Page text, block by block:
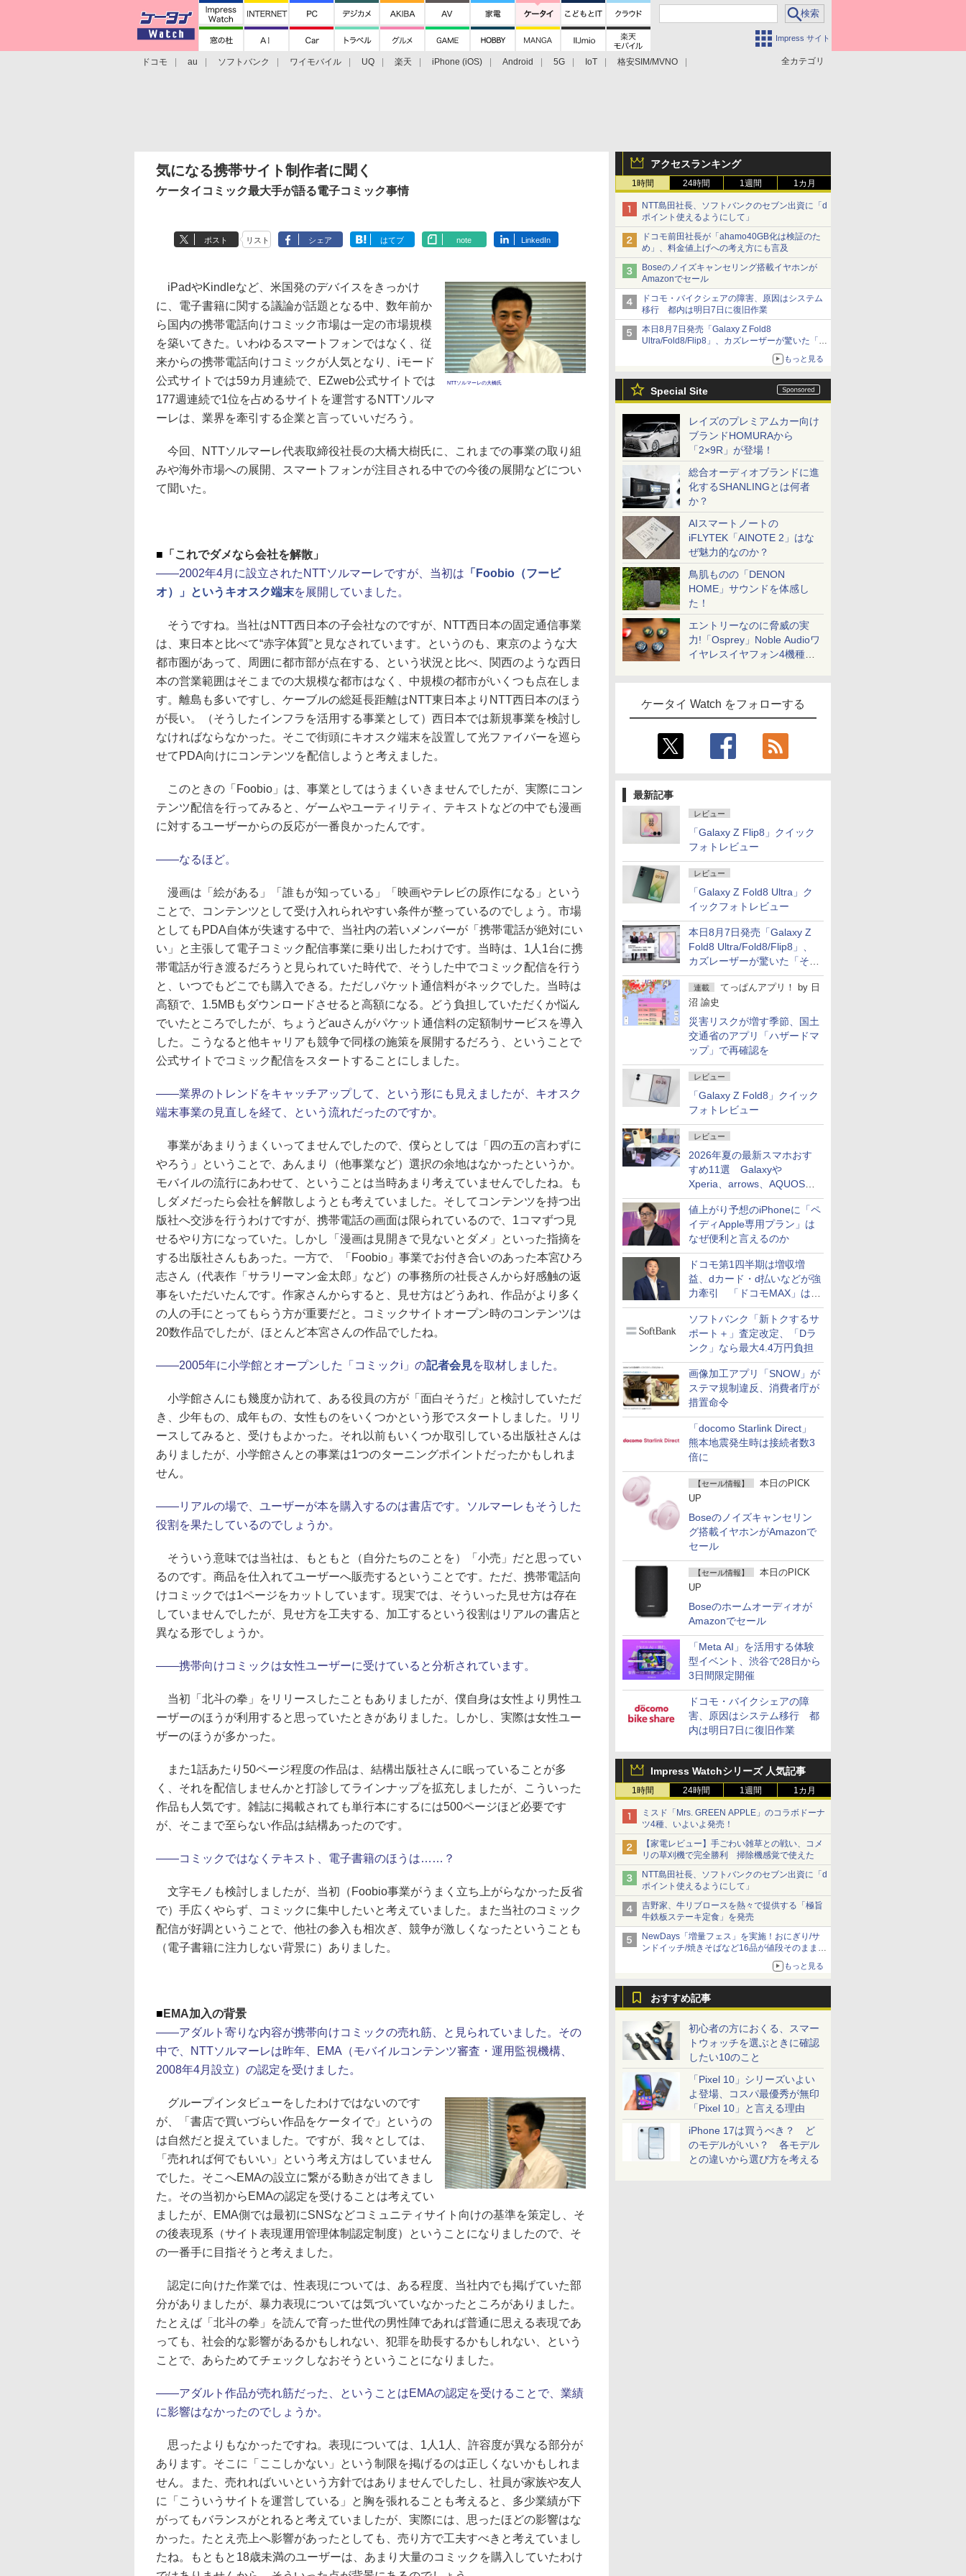
Impress サイト
全カテゴリ
ドコモ au ソフトバンク ワイモバイル UQ 楽天 iPhone (iOS) Android 5G IoT
格安SIM/MVNO
アクセスランキング
1時間 24時間 1週間 1カ月
NTT島田社長、ソフトバンクのセブン出資に「d
ポイント使えるようにして」
ドコモ前田社長が「ahamo40GB化は検証のた
め」、料金値上げへの考え方にも言及
Boseのノイズキャンセリング搭載イヤホンが
Amazonでセール
ドコモ・バイクシェアの障害、原因はシステム
移行 都内は明日7日に復旧作業
本日8月7日発売「Galaxy Z Fold8
Ultra/Fold8/Flip8」、カズレーザーが驚いた「そ
もっと見る
Special Site
レイズのプレミアムカー向け
ブランドHOMURAから
「2×9R」が登場！
総合オーディオブランドに進
化するSHANLINGとは何者
か？
AIスマートノートの
iFLYTEK「AINOTE 2」はな
ぜ魅力的なのか？
鳥肌ものの「DENON
HOME」サウンドを体感し
た！
エントリーなのに脅威の実
力!「Osprey」Noble Audioワ
イヤレスイヤフォン4機種を
ケータイ Watch をフォローする
最新記事
レビュー
「Galaxy Z Flip8」クイック
フォトレビュー
レビュー
「Galaxy Z Fold8 Ultra」ク
イックフォトレビュー
本日8月7日発売「Galaxy Z
Fold8 Ultra/Fold8/Flip8」、
カズレーザーが驚いた「そば
屋のメニュー並みの薄さ」
連載 てっぱんアプリ！ by 日
沼 諭史
災害リスクが増す季節、国土
交通省のアプリ「ハザードマ
ップ」で再確認を
レビュー
「Galaxy Z Fold8」クイック
フォトレビュー
レビュー
2026年夏の最新スマホおす
すめ11選 Galaxyや
Xperia、arrows、AQUOSな
ど注目機種の特徴は
値上がり予想のiPhoneに「ペ
イディApple専用プラン」は
なぜ便利と言えるのか
ドコモ第1四半期は増収増
益、dカード・d払いなどが強
力牽引 「ドコモMAX」は
400万契約突破
ソフトバンク「新トクするサ
ポート＋」査定改定、「Dラ
ンク」なら最大4.4万円負担
画像加工アプリ「SNOW」が
ステマ規制違反、消費者庁が
措置命令
「docomo Starlink Direct」
熊本地震発生時は接続者数3
倍に
【セール情報】
本日のPICK
UP
Boseのノイズキャンセリン
グ搭載イヤホンがAmazonで
セール
【セール情報】
本日のPICK
UP
Boseのホームオーディオが
Amazonでセール
「Meta AI」を活用する体験
型イベント、渋谷で28日から
3日間限定開催
ドコモ・バイクシェアの障
害、原因はシステム移行 都
内は明日7日に復旧作業
Impress Watchシリーズ 人気記事
1時間 24時間 1週間 1カ月
ミスド「Mrs. GREEN APPLE」のコラボドーナ
ツ4種、いよいよ発売！
【家電レビュー】手ごわい雑草との戦い、コメ
リの草刈機で完全勝利 掃除機感覚で使えた
NTT島田社長、ソフトバンクのセブン出資に「d
ポイント使えるようにして」
吉野家、牛リブロースを熱々で提供する「極旨
牛鉄板ステーキ定食」を発売
NewDays「増量フェス」を実施！おにぎり/サ
ンドイッチ/焼きそばなど16品が値段そのままで
もっと見る
おすすめ記事
初心者の方におくる、スマー
トウォッチを選ぶときに確認
したい10のこと
「Pixel 10」シリーズいよい
よ登場、コスパ最優秀が無印
「Pixel 10」と言える理由
iPhone 17は買うべき？ ど
のモデルがいい？ 各モデル
との違いから選び方を考える
気になる携帯サイト制作者に聞く
ケータイコミック最大手が語る電子コミック事情
ポスト リスト シェア はてブ note LinkedIn
NTTソルマーレの大橋氏
iPadやKindleなど、米国発のデバイスをきっかけ
に、電子書籍に関する議論が話題となる中、数年前か
ら国内の携帯電話向けコミック市場は一定の市場規模
を築いてきた。いわゆるスマートフォンではなく、従
来からの携帯電話向けコミックが人気となり、iモード
公式サイトでは59カ月連続で、EZweb公式サイトでは
177週連続で1位を占めるサイトを運営するNTTソルマ
ーレは、業界を牽引する企業と言っていいだろう。
今回、NTTソルマーレ代表取締役社長の大橋大樹氏に、これまでの事業の取り組
みや海外市場への展開、スマートフォンが注目される中での今後の展開などについ
て聞いた。
■ 「これでダメなら会社を解散」
――2002年4月に設立されたNTTソルマーレですが、当初は 「Foobio（フービ
オ）」というキオスク端末を展開していました。
そうですね。当社はNTT西日本の子会社なのですが、NTT西日本の固定通信事業
は、東日本と比べて“赤字体質”と見なされています。というのも、東京のような大
都市圏があって、周囲に都市部が点在する、という状況と比べ、関西のような西日
本の営業範囲はそこまでの大規模な都市はなく、中規模の都市がいくつも点在しま
す。離島も多いですし、ケーブルの総延長距離はNTT東日本よりNTT西日本のほう
が長い。（そうしたインフラを活用する事業として）西日本では新規事業を検討し
なければならなかった。そこで街頭にキオスク端末を設置して光ファイバーを巡ら
せてPDA向けにコンテンツを配信しようと考えました。
このときの「Foobio」は、事業としてはうまくいきませんでしたが、実際にコン
テンツ配信を行ってみると、ゲームやユーティリティ、テキストなどの中でも漫画
に対するユーザーからの反応が一番良かったんです。
――なるほど。
漫画は「絵がある」「誰もが知っている」「映画やテレビの原作になる」という
ことで、コンテンツとして受け入れられやすい条件が整っているのでしょう。市場
としてもPDA自体が失速する中で、当社内の若いメンバーが「携帯電話が絶対にい
い」と主張して電子コミック配信事業に乗り出したわけです。当時は、1人1台に携
帯電話が行き渡るだろうと見られていた時代で、そうした中でコミック配信を行う
と、いつでもどこでも購入できる。ただしパケット通信料がネックでした。当時は
高額で、1.5MBもダウンロードさせると高額になる。どう負担していただくか悩ん
でいたところでしたが、ちょうどauさんがパケット通信料の定額制サービスを導入
した。こうなると他キャリアも競争で同様の施策を展開するだろう、ということで
公式サイトでコミック配信をスタートすることにしました。
――業界のトレンドをキャッチアップして、という形にも見えましたが、キオスク
端末事業の見直しを経て、という流れだったのですか。
事業があまりうまくいってませんでしたので、僕らとしては「四の五の言わずに
やろう」ということで、あんまり（他事業など）選択の余地はなかったというか。
モバイルの流行にあわせて、ということは当時あまり考えていませんでしたね。も
しダメだったら会社を解散しようとも考えていました。そしてコンテンツを持つ出
版社へ交渉を行うわけですが、携帯電話の画面は限られているので、1コマずつ見
せるやり方になっていた。しかし「漫画は見開きで見ないとダメ」といった指摘を
する出版社さんもあった。一方で、「Foobio」事業でお付き合いのあった本宮ひろ
志さん（代表作「サラリーマン金太郎」など）の事務所の社長さんから好感触の返
事をいただいたんです。作家さんからすると、見せ方はどうあれ、作品がより多く
の人の手にとってもらう方が重要だと。コミックサイトオープン時のコンテンツは
20数作品でしたが、ほとんど本宮さんの作品でしたね。
――2005年に小学館とオープンした「コミックi」の記者会見を取材しました。
小学館さんにも幾度か訪れて、ある役員の方が「面白そうだ」と検討していただ
き、少年もの、成年もの、女性ものをいくつかという形でスタートしました。リリ
ースしてみると、受けもよかった。それ以前もいくつか取引している出版社さんは
ありましたが、小学館さんとの事業は1つのターニングポイントだったかもしれま
せん。
――リアルの場で、ユーザーが本を購入するのは書店です。ソルマーレもそうした
役割を果たしているのでしょうか。
そういう意味では当社は、もともと（自分たちのことを）「小売」だと思ってい
るのです。商品を仕入れてユーザーへ販売するということです。ただ、携帯電話向
けコミックでは1ページをカットしています。現実では、そういった見せ方は存在
していませんでしたが、見せ方を工夫する、加工するという役割はリアルの書店と
異なる形でしょうか。
――携帯向けコミックは女性ユーザーに受けていると分析されています。
当初「北斗の拳」をリリースしたこともありましたが、僕自身は女性より男性ユ
ーザーのほうが利用すると思っていたときがありました。しかし、実際は女性ユー
ザーのほうが多かった。
また1話あたり50ページ程度の作品は、結構出版社さんに眠っていることが多
く、それを配信しませんかと打診してラインナップを拡充しましたが、こういった
作品も人気です。雑誌に掲載されても単行本にするには500ページほど必要です
が、そこまで至らない作品は結構あったのです。
――コミックではなくテキスト、電子書籍のほうは……？
文字モノも検討しましたが、当初（Foobio事業がうまく立ち上がらなかった反省
で）手広くやらず、コミックに集中したいと考えていました。また当社のコミック
配信が好調ということで、他社の参入も相次ぎ、競争が激しくなったということも
（電子書籍に注力しない背景に）ありました。
■ EMA加入の背景
――アダルト寄りな内容が携帯向けコミックの売れ筋、と見られていました。その
中で、NTTソルマーレは昨年、EMA（モバイルコンテンツ審査・運用監視機構、
2008年4月設立）の認定を受けました。
グループインタビューをしたわけではないのです
が、「書店で買いづらい作品をケータイで」というの
は自然だと捉えていました。ですが、我々としては、
「売れれば何でもいい」という考え方はしていません
でした。そこへEMAの設立に繋がる動きが出てきまし
た。その当初からEMAの認定を受けることは考えてい
ましたが、EMA側では最初にSNSなどコミュニティサイト向けの基準を策定し、そ
の後表現系（サイト表現運用管理体制認定制度）ということになりましたので、そ
の一番手に目指そうと考えました。
認定に向けた作業では、性表現については、ある程度、当社内でも掲げていた部
分がありましたが、暴力表現については気づいていなかったところがありました。
たとえば「北斗の拳」を読んで育った世代の男性陣であれば普通に思える表現であ
っても、社会的な影響があるかもしれない、犯罪を助長するかもしれない、という
ことで、あらためてチェックしなおそうということになりました。
――アダルト作品が売れ筋だった、ということはEMAの認定を受けることで、業績
に影響はなかったのでしょうか。
思ったよりもなかったですね。表現については、1人1人、許容度が異なる部分が
あります。そこに「ここしかない」という制限を掲げるのは正しくないかもしれま
せん。また、売れればいいという方針ではありませんでしたし、社員が家族や友人
に「こういうサイトを運営している」と胸を張れることも考えると、多少業績が下
がってもバランスがとれると考えていましたが、実際には、思ったほどの影響はな
かった。たとえ売上へ影響があったとしても、売り方で工夫すべきと考えていまし
たね。もともと18歳未満のユーザーは、あまり大量のコミックを購入していたわけ